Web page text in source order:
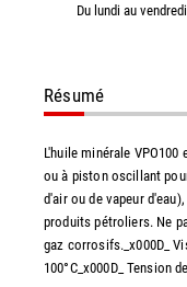
Du lundi au
Résumé
L'huile minérale
ou à piston oscillant
d'air ou de vapeur
produits pétroliers. Ne
gaz corrosifs._x000D_
100°C_x000D_ Tension